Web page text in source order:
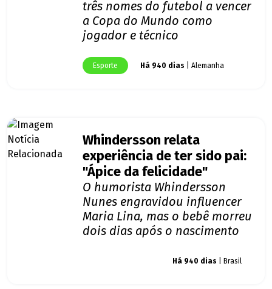
três nomes do futebol a vencer
a Copa do Mundo como
jogador e técnico
Esporte Há 940 dias | Alemanha
Whindersson relata
experiência de ter sido pai:
"Ápice da felicidade"
O humorista Whindersson
Nunes engravidou influencer
Maria Lina, mas o bebê morreu
dois dias após o nascimento
Há 940 dias | Brasil